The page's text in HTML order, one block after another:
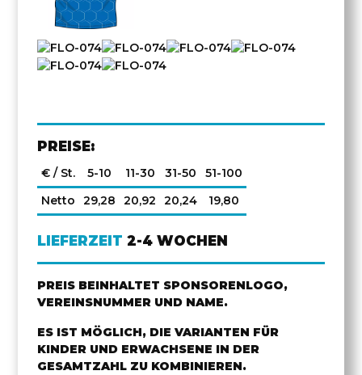
PREISE:
€ / St. 5-10 11-30 31-50
51-100
Netto
29,28 20,92 20,24 19,80
LIEFERZEIT 2-4 WOCHEN
PREIS BEINHALTET SPONSORENLOGO,
VEREINSNUMMER UND NAME.
ES IST MÖGLICH, DIE VARIANTEN FÜR
KINDER UND ERWACHSENE IN DER
GESAMTZAHL ZU KOMBINIEREN.